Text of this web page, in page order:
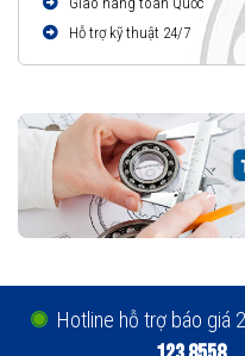
Hỗ trợ kỹ thuật 24/7
Hotline hỗ trợ báo giá